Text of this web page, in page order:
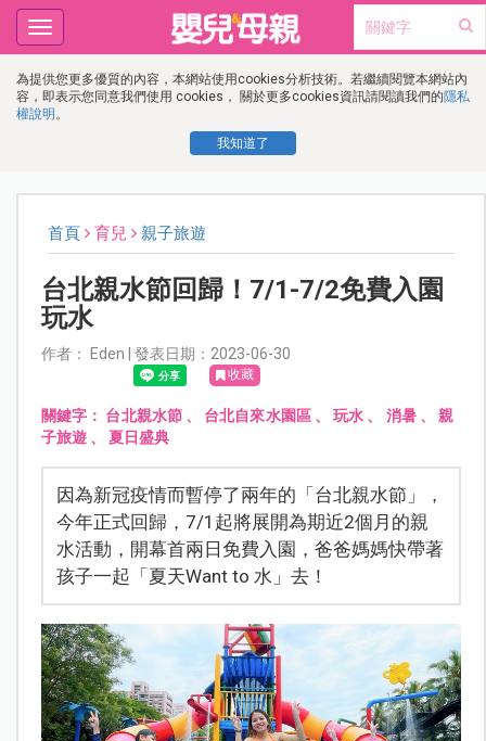
為提供您更多優質的內容，本網站使用cookies分析技術。若繼續閱覽本網站內
容，即表示您同意我們使用 cookies， 關於更多cookies資訊請閱讀我們的隱私
權說明 。
我知道了
Toggle
navigation
首頁 育兒 親子旅遊
台北親水節回歸！7/1-7/2免費入園
玩水
作者： Eden | 發表日期：2023-06-30
收藏
關鍵字： 台北親水節、 台北自來水園區、玩水 、 消暑、親
子旅遊、 夏日盛典
因為新冠疫情而暫停了兩年的「台北親水節」，
今年正式回歸，7/1起將展開為期近2個月的親
水活動，開幕首兩日免費入園，爸爸媽媽快帶著
孩子一起「夏天Want to 水」去！